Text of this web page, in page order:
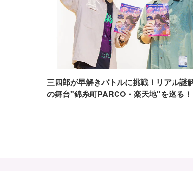
三四郎が早解きバトルに挑戦！リアル謎
の舞台"錦糸町PARCO・楽天地"を巡る！